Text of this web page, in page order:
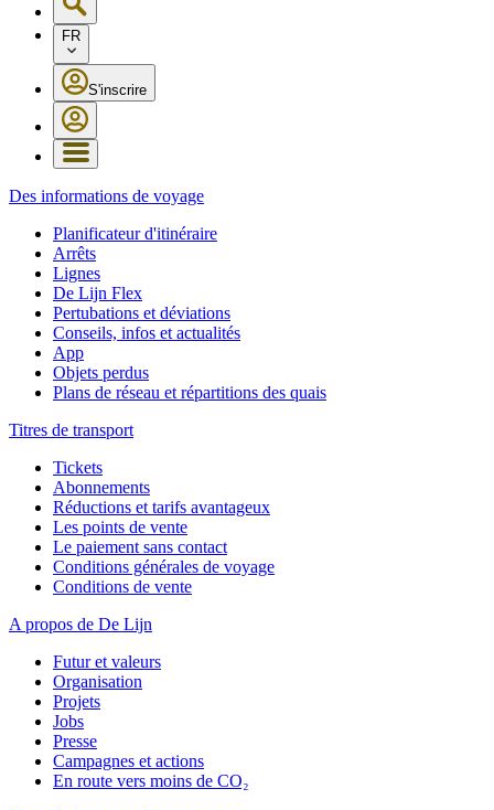
FR
S'inscrire
Des informations de voyage
Planificateur d'itinéraire
Arrêts
Lignes
De Lijn Flex
Pertubations et déviations
Conseils, infos et actualités
App
Objets perdus
Plans de réseau et répartitions des quais
Titres de transport
Tickets
Abonnements
Réductions et tarifs avantageux
Les points de vente
Le paiement sans contact
Conditions générales de voyage
Conditions de vente
A propos de De Lijn
Futur et valeurs
Organisation
Projets
Jobs
Presse
Campagnes et actions
En route vers moins de CO₂